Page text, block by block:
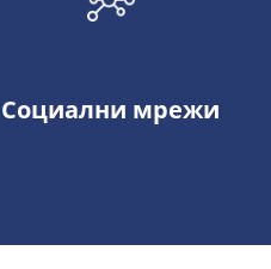
Социални мрежи